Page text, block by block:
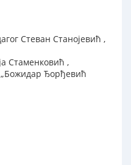
Стеван Станојевић ,
Стаменковић ,
Ђорђевић